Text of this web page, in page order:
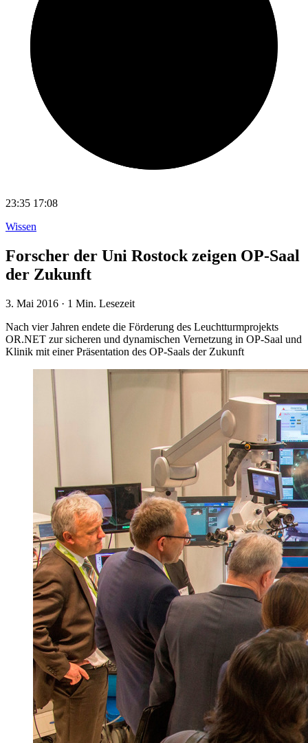
23:35 17:08
Wissen
Forscher der Uni Rostock zeigen OP-Saal
der Zukunft
3. Mai 2016 · 1 Min. Lesezeit
Nach vier Jahren endete die Förderung des Leuchtturmprojekts
OR.NET zur sicheren und dynamischen Vernetzung in OP-Saal und
Klinik mit einer Präsentation des OP-Saals der Zukunft